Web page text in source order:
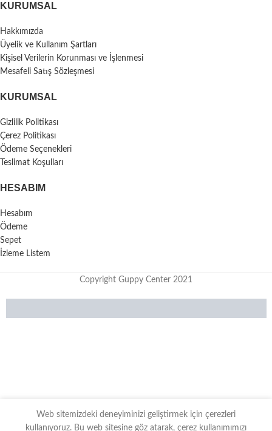
KURUMSAL
Hakkımızda
Üyelik ve Kullanım Şartları
Kişisel Verilerin Korunması ve İşlenmesi
Mesafeli Satış Sözleşmesi
KURUMSAL
Gizlilik Politikası
Çerez Politikası
Ödeme Seçenekleri
Teslimat Koşulları
HESABIM
Hesabım
Ödeme
Sepet
İzleme Listem
Copyright Guppy Center 2021
Web sitemizdeki deneyiminizi geliştirmek için çerezleri
kullanıyoruz. Bu web sitesine göz atarak, çerez kullanımımızı